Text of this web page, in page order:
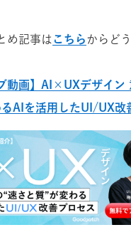
め記事は こちらからどう
動画】AI×UXデザイン
るAIを活用したUI/UX改